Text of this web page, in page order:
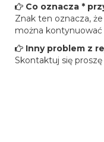
Co oznacza *
Znak ten oznacza,
można kontynuować
Inny problem z
Skontaktuj się